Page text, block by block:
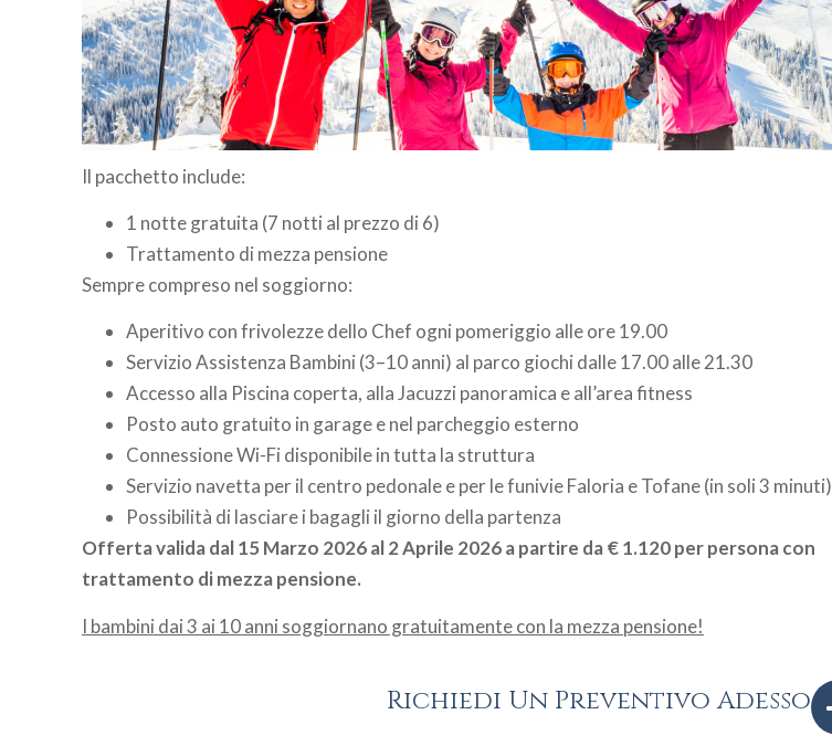
Il pacchetto include:
1 notte gratuita (7 notti al prezzo di 6)
Trattamento di mezza pensione
Sempre compreso nel soggiorno:
Aperitivo con frivolezze dello Chef ogni pomeriggio alle ore 19.00
Servizio Assistenza Bambini (3–10 anni) al parco giochi dalle 17.00 alle 21.30
Accesso alla Piscina coperta, alla Jacuzzi panoramica e all’area fitness
Posto auto gratuito in garage e nel parcheggio esterno
Connessione Wi-Fi disponibile in tutta la struttura
Servizio navetta per il centro pedonale e per le funivie Faloria e Tofane (in soli 3 minuti)
Possibilità di lasciare i bagagli il giorno della partenza
Offerta valida dal 15 Marzo 2026 al 2 Aprile 2026 a partire da € 1.120 per persona con
trattamento di mezza pensione.
I bambini dai 3 ai 10 anni soggiornano gratuitamente con la mezza pensione!
Richiedi Un Preventivo Adesso